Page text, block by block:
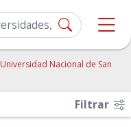
Universidad Nacional de San
Filtrar